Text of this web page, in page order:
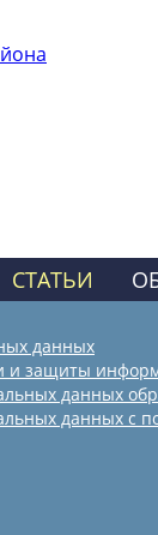
СТАТЬИ
данных
и защиты
данных
данных с